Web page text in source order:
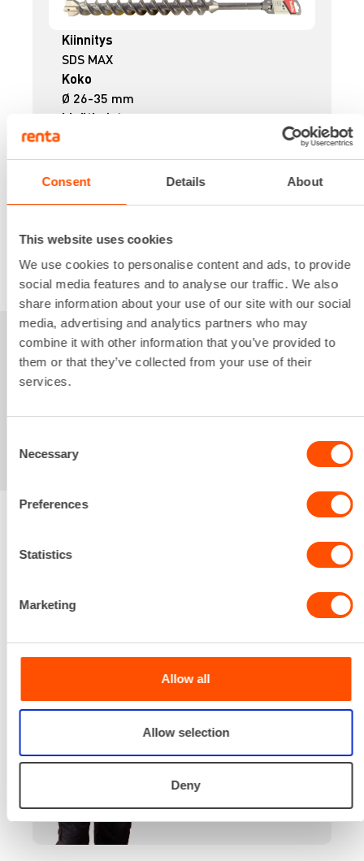
Consent Details About
This website uses cookies
We use cookies to personalise content and ads, to provide
social media features and to analyse our traffic. We also
share information about your use of our site with our social
media, advertising and analytics partners who may
combine it with other information that you’ve provided to
them or that they’ve collected from your use of their
services.
Selection
Necessary
Preferences
Statistics
Marketing
Allow all
Allow selection
Deny
Kiinnitys
SDS MAX
Koko
Ø 26-35 mm
Lisätiedot
Ensimmäinen pv 6,62 €/ pv
Seuraavat pv / pv
Kuukausi 79,38 €/ kk
VUOKRAA
Sinua saattaisi
valinnasta projektin
päättymiseen.
SOITA